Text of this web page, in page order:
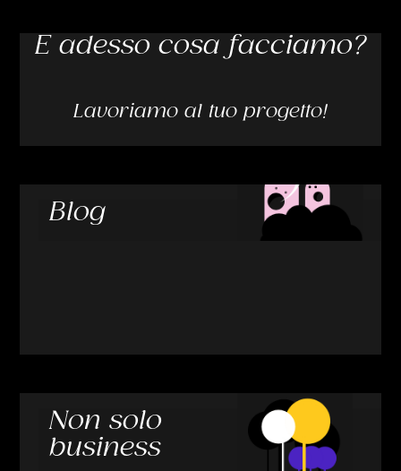
E adesso cosa facciamo?
Lavoriamo al tuo progetto!
Blog
Non solo
business